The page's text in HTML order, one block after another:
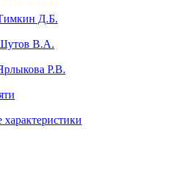
Д.Б.
В.А.
Р.В.
характеристики